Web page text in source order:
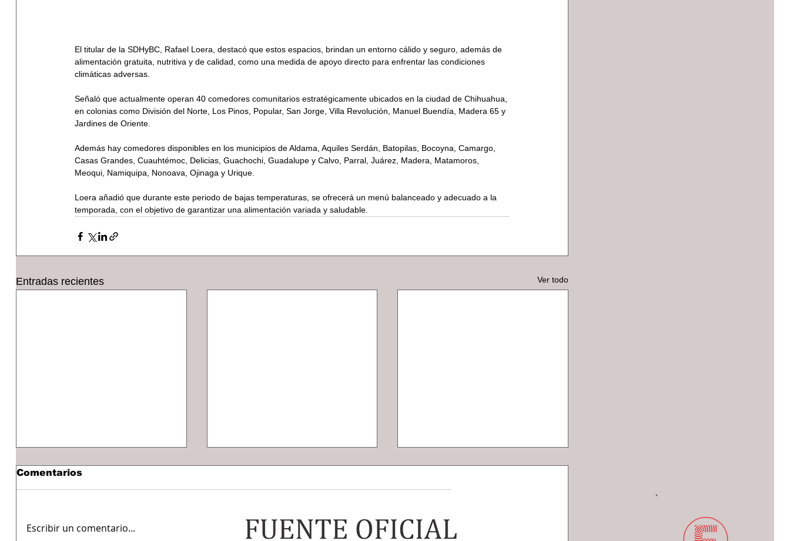
El titular de la SDHyBC, Rafael Loera, destacó que estos espacios, brindan un entorno cálido y seguro, además de
alimentación gratuita, nutritiva y de calidad, como una medida de apoyo directo para enfrentar las condiciones
climáticas adversas.
Señaló que actualmente operan 40 comedores comunitarios estratégicamente ubicados en la ciudad de Chihuahua,
en colonias como División del Norte, Los Pinos, Popular, San Jorge, Villa Revolución, Manuel Buendía, Madera 65 y
Jardines de Oriente.
Además hay comedores disponibles en los municipios de Aldama, Aquiles Serdán, Batopilas, Bocoyna, Camargo,
Casas Grandes, Cuauhtémoc, Delicias, Guachochi, Guadalupe y Calvo, Parral, Juárez, Madera, Matamoros,
Meoqui, Namiquipa, Nonoava, Ojinaga y Urique.
Loera añadió que durante este periodo de bajas temperaturas, se ofrecerá un menú balanceado y adecuado a la
temporada, con el objetivo de garantizar una alimentación variada y saludable.
Entradas recientes Ver todo
Comentarios
Escribir un comentario...